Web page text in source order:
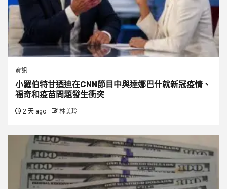
資訊
小羅伯特甘迺迪在CNN節目中與達娜巴什就新冠疫情、
福奇和疫苗問題發生衝突
2 天 ago 林美玲